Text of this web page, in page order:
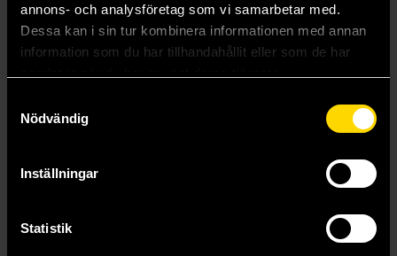
annons- och analysföretag som vi samarbetar med.
Dessa kan i sin tur kombinera informationen med annan
information som du har tillhandahållit eller som de har
Nödvändig
Inställningar
Statistik
219 kr
Beställ